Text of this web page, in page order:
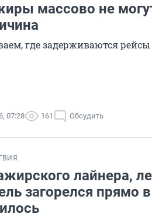
массово не
где задерживаются рейсы
07:28 161 Обсудить
лайнера,
загорелся прямо